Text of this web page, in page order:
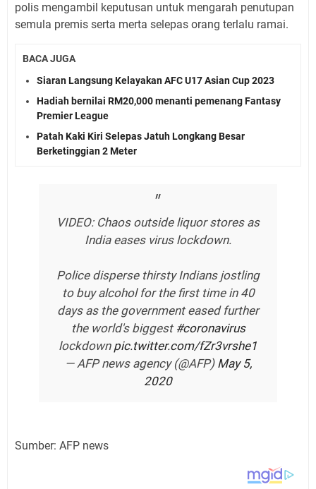
polis mengambil keputusan untuk mengarah penutupan
semula premis serta merta selepas orang terlalu ramai.
BACA JUGA
Siaran Langsung Kelayakan AFC U17 Asian Cup 2023
Hadiah bernilai RM20,000 menanti pemenang Fantasy
Premier League
Patah Kaki Kiri Selepas Jatuh Longkang Besar
Berketinggian 2 Meter
VIDEO: Chaos outside liquor stores as
India eases virus lockdown.
Police disperse thirsty Indians jostling
to buy alcohol for the first time in 40
days as the government eased further
the world's biggest #coronavirus
lockdown pic.twitter.com/fZr3vrshe1
— AFP news agency (@AFP) May 5,
2020
Sumber: AFP news